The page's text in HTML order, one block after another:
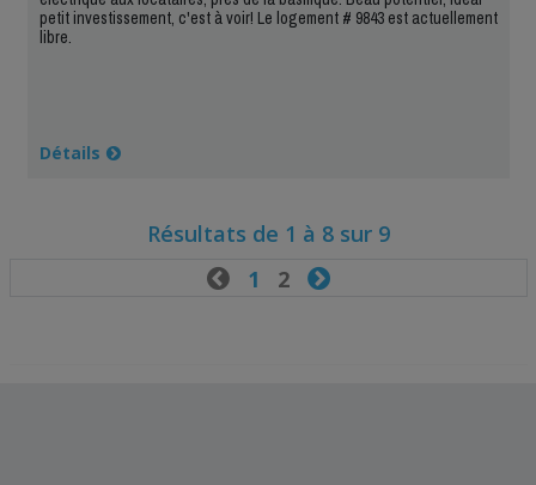
petit investissement, c'est à voir! Le logement # 9843 est actuellement
libre.
Détails
Résultats de 1 à 8 sur 9
1 2 